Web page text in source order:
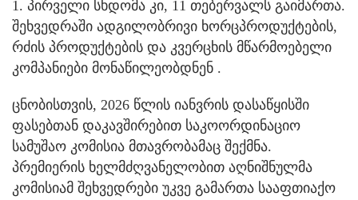
1. პირველი სხდომა კი, 11 თებერვალს გაიმართა.
შეხვედრაში ადგილობრივი ხორცპროდუქტების,
რძის პროდუქტების და კვერცხის მწარმოებელი
კომპანიები მონაწილეობდნენ .
ცნობისთვის, 2026 წლის იანვრის დასაწყისში
ფასებთან დაკავშირებით საკოორდინაციო
სამუშაო კომისია მთავრობამაც შექმნა.
პრემიერის ხელმძღვანელობით აღნიშნულმა
კომისიამ შეხვედრები უკვე გამართა სააფთიაქო